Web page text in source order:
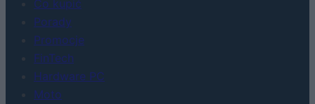
Co kupić
Porady
Promocje
FinTech
Hardware PC
Moto